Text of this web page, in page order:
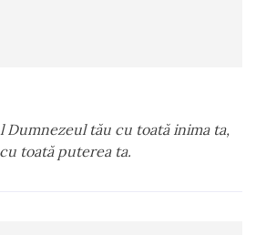
Dumnezeul tău cu toată inima ta,
toată puterea ta.